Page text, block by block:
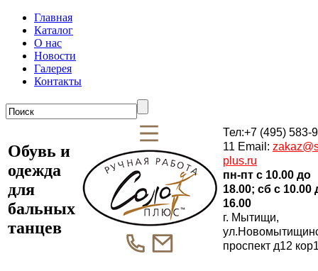
Главная
Каталог
О нас
Новости
Галерея
Контакты
Обувь и
одежда
для
бальных
танцев
Тел:+7 (495) 583-
11 Email:
plus.ru
пн-пт c 10.00 до
18.00; сб c 10.00
16.00
г. Мытищи,
проспект д12